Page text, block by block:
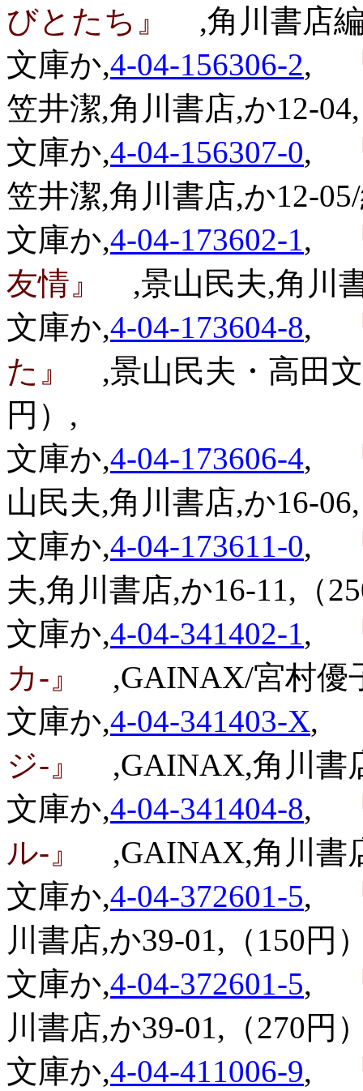
びとたち』 ,角川書店
文庫か,4-04-156306-2,
笠井潔,角川書店,か12-
文庫か,4-04-156307-0,
笠井潔,角川書店,か12-
文庫か,4-04-173602-1,
友情』 ,景山民夫,角川
文庫か,4-04-173604-8,
た』 ,景山民夫・高田
円）,
文庫か,4-04-173606-4,
山民夫,角川書店,か16-
文庫か,4-04-173611-0,
夫,角川書店,か16-11,（
文庫か,4-04-341402-1,
カ-』 ,GAINAX/宮村優
文庫か,4-04-341403-X,
ジ-』 ,GAINAX,角川書
文庫か,4-04-341404-8,
ル-』 ,GAINAX,角川書
文庫か,4-04-372601-5,
川書店,か39-01,（150円
文庫か,4-04-372601-5,
川書店,か39-01,（270円
文庫か,4-04-411006-9,